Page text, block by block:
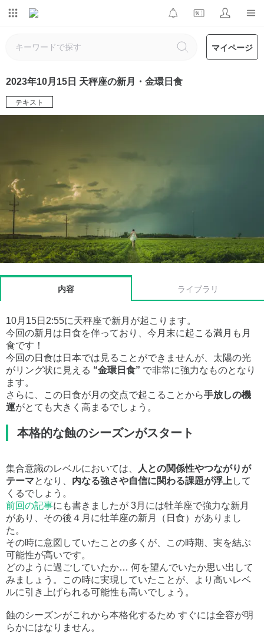
マイページ
2023年10月15日 天秤座の新月・金環日食
テキスト
内容 ライブラリ
10月15日2:55に天秤座で新月が起こります。
今回の新月は日食を伴っており、今月末に起こる満月も月
食です！
今回の日食は日本では見ることができませんが、太陽の光
がリング状に見える “金環日食” で非常に強力なものとなり
ます。
さらに、この日食が月の交点で起こることから手放しの機
運がとても大きく高まるでしょう。
本格的な蝕のシーズンがスタート
集合意識のレベルにおいては、
人との関係性やつながりが
テーマとなり、 内なる強さや自信に関わる課題が浮上 して
くるでしょう。
前回の記事にも書きましたが 3月には牡羊座で強力な新月
があり、その後４月に牡羊座の新月（日食）がありまし
た。
その時に意図していたことの多くが、この時期、実を結ぶ
可能性が高いです。
どのように過ごしていたか… 何を望んでいたか思い出して
みましょう。この時に実現していたことが、より高いレベ
ルに引き上げられる可能性も高いでしょう。
蝕のシーズンがこれから本格化するため すぐには全容が明
らかにはなりません。